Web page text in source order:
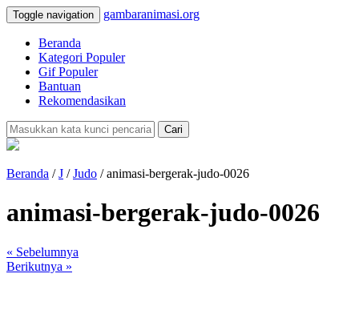
Toggle navigation gambaranimasi.org
Beranda
Kategori Populer
Gif Populer
Bantuan
Rekomendasikan
Cari
Beranda /J /Judo / animasi-bergerak-judo-0026
animasi-bergerak-judo-0026
« Sebelumnya
Berikutnya »